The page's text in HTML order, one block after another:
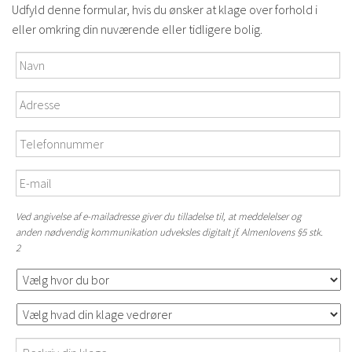
Udfyld denne formular, hvis du ønsker at klage over forhold i
eller omkring din nuværende eller tidligere bolig.
Navn
Adresse
Telefonnummer
E-
mail
Ved angivelse af e-mailadresse giver du tilladelse til, at meddelelser og
anden nødvendig kommunikation udveksles digitalt jf. Almenlovens §5 stk.
2
Vælg
hvor
du
bor *
Vælg
hvad
dinBeskriv